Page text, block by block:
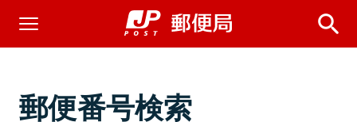
郵便番号検索